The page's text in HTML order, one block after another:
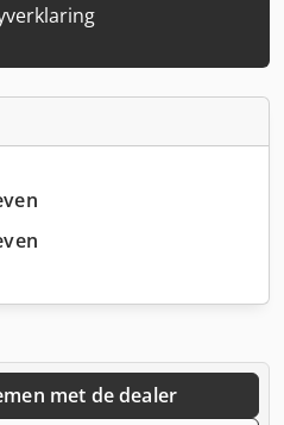
met de dealer